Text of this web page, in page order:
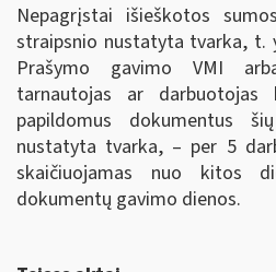
Nepagrįstai išieškotos
straipsnio nustatyta tvarka, t.
Prašymo gavimo VMI
tarnautojas ar darbuotojas
papildomus dokumentus
nustatyta tvarka, – per 5
skaičiuojamas nuo kitos
dokumentų gavimo dienos.